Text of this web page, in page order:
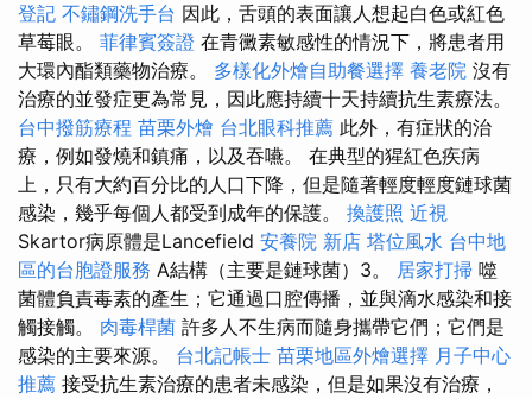
登記 不鏽鋼洗手台 因此，舌頭的表面讓人想起白色或紅色
草莓眼。 菲律賓簽證 在青黴素敏感性的情況下，將患者用
大環內酯類藥物治療。 多樣化外燴自助餐選擇 養老院 沒有
治療的並發症更為常見，因此應持續十天持續抗生素療法。
台中撥筋療程 苗栗外燴 台北眼科推薦 此外，有症狀的治
療，例如發燒和鎮痛，以及吞嚥。 在典型的猩紅色疾病
上，只有大約百分比的人口下降，但是隨著輕度輕度鏈球菌
感染，幾乎每個人都受到成年的保護。 換護照 近視
Skartor病原體是Lancefield 安養院 新店 塔位風水 台中地
區的台胞證服務 A結構（主要是鏈球菌）3。 居家打掃 噬
菌體負責毒素的產生；它通過口腔傳播，並與滴水感染和接
觸接觸。 肉毒桿菌 許多人不生病而隨身攜帶它們；它們是
感染的主要來源。 台北記帳士 苗栗地區外燴選擇 月子中心
推薦 接受抗生素治療的患者未感染，但是如果沒有治療，